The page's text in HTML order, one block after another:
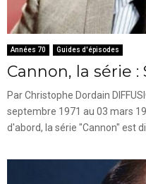
Années 70 Guides d'épisodes
Cannon, la série :
Par Christophe Dordain
septembre 1971 au 03 mars
d'abord, la série "Cannon" est